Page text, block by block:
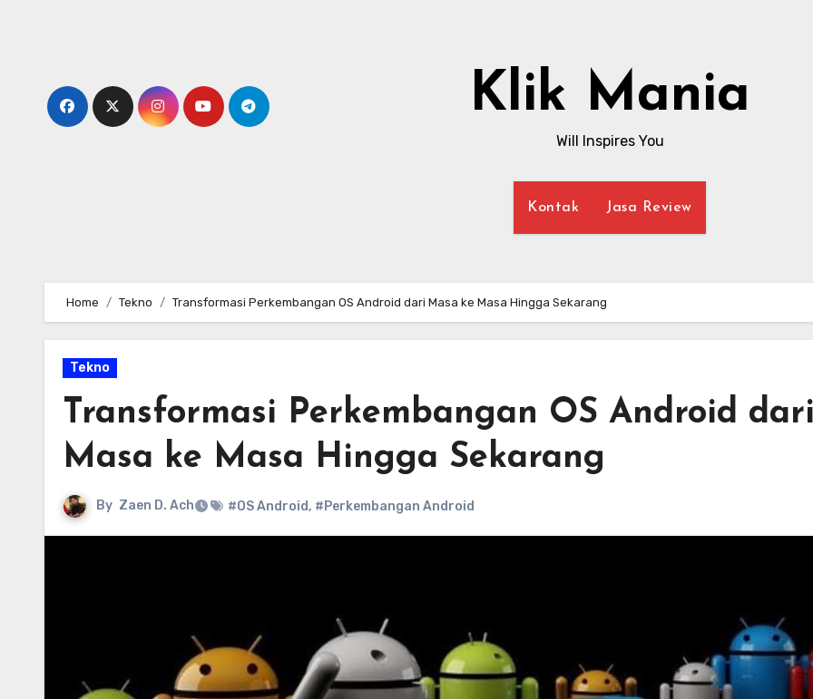
Klik Mania
Will Inspires You
Kontak Jasa Review
Home Tekno Transformasi Perkembangan OS Android dari Masa ke Masa Hingga Sekarang
Tekno
Transformasi Perkembangan OS Android
Masa ke Masa Hingga Sekarang
By Zaen D. Ach #OS Android, #Perkembangan Android